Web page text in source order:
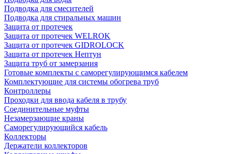
Подводка для смесителей
Подводка для стиральных машин
Защита от протечек
Защита от протечек WELROK
Защита от протечек GIDROLOCK
Защита от протечек Нептун
Защита труб от замерзания
Готовые комплекты с саморегулирующимся кабелем
Комплектующие для системы обогрева труб
Контроллеры
Проходки для ввода кабеля в трубу
Соединительные муфты
Незамерзающие краны
Саморегулирующийся кабель
Коллекторы
Держатели коллекторов